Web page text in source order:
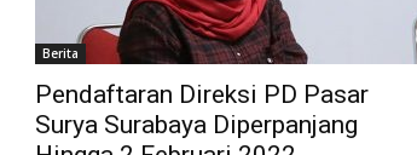
Berita
Pendaftaran Direksi PD Pasar
Surya Surabaya Diperpanjang